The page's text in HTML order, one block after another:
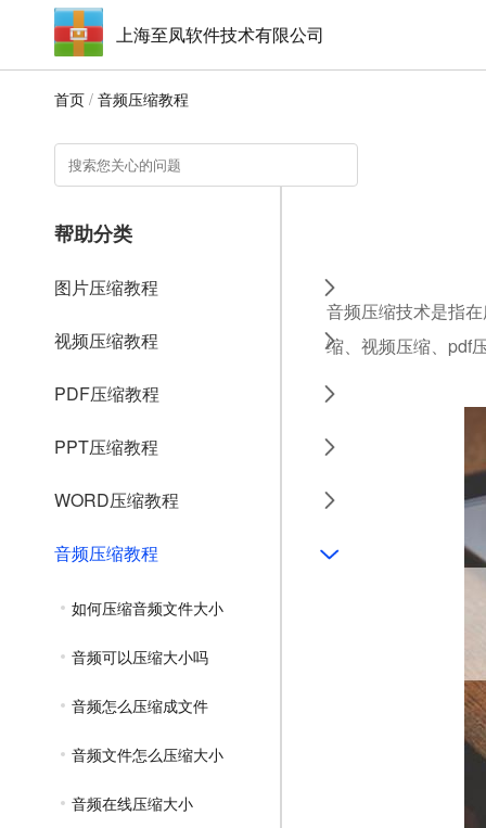
上海至凤软件技术有限公司
首页 / 音频压缩教程
帮助分类
图片压缩教程
视频压缩教程
PDF压缩教程
PPT压缩教程
WORD压缩教程
音频压缩教程
如何压缩音频文件大小
音频可以压缩大小吗
音频怎么压缩成文件
音频文件怎么压缩大小
音频在线压缩大小
音频压缩技术是指
缩、视频压缩、pdf